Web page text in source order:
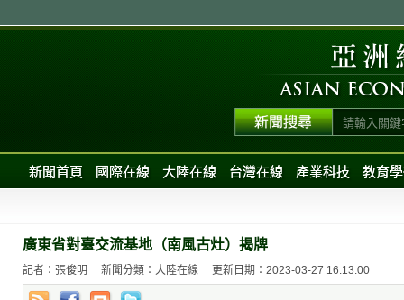
新聞首頁 國際在線 大陸在線 台灣在線 產業科技 教育
廣東省對臺交流基地（南風古灶）揭牌
記者：張俊明 新聞分類：大陸在線 更新日期：2023-03-27 16:13:00